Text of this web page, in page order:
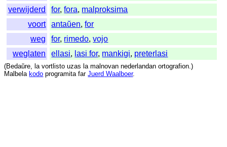
verwijderd
for,fora, malproksima
voort
antaŭen,for
weg
for, rimedo,vojo
weglaten
ellasi, lasi for, mankigi, preterlasi
(Bedaŭre, la vortlisto uzas la malnovan nederlandan ortografion.)
Malbela kodo programita far Juerd Waalboer.